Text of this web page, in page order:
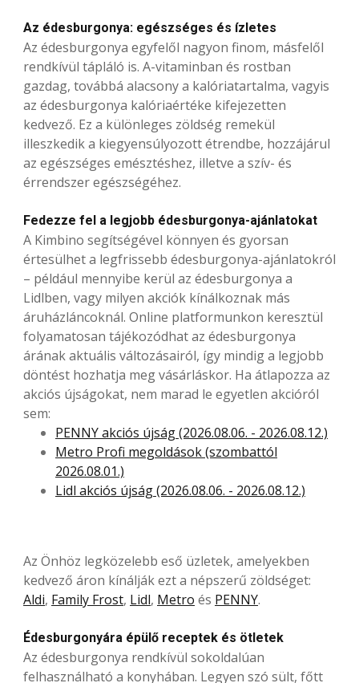
Az édesburgonya: egészséges és ízletes
Az édesburgonya egyfelől nagyon finom, másfelől
rendkívül tápláló is. A-vitaminban és rostban
gazdag, továbbá alacsony a kalóriatartalma, vagyis
az édesburgonya kalóriaértéke kifejezetten
kedvező. Ez a különleges zöldség remekül
illeszkedik a kiegyensúlyozott étrendbe, hozzájárul
az egészséges emésztéshez, illetve a szív- és
érrendszer egészségéhez.
Fedezze fel a legjobb édesburgonya-ajánlatokat
A Kimbino segítségével könnyen és gyorsan
értesülhet a legfrissebb édesburgonya-ajánlatokról
– például mennyibe kerül az édesburgonya a
Lidlben, vagy milyen akciók kínálkoznak más
áruházláncoknál. Online platformunkon keresztül
folyamatosan tájékozódhat az édesburgonya
árának aktuális változásairól, így mindig a legjobb
döntést hozhatja meg vásárláskor. Ha átlapozza az
akciós újságokat, nem marad le egyetlen akcióról
sem:
PENNY akciós újság (2026.08.06. - 2026.08.12.)
Metro Profi megoldások (szombattól
2026.08.01.)
Lidl akciós újság (2026.08.06. - 2026.08.12.)
Az Önhöz legközelebb eső üzletek, amelyekben
kedvező áron kínálják ezt a népszerű zöldséget:
Aldi, Family Frost, Lidl, Metro és PENNY.
Édesburgonyára épülő receptek és ötletek
Az édesburgonya rendkívül sokoldalúan
felhasználható a konyhában. Legyen szó sült, főtt